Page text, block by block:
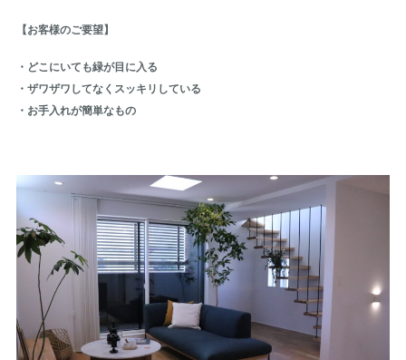
【お客様のご要望】
・どこにいても緑が目に入る
・ザワザワしてなくスッキリしている
・お手入れが簡単なもの